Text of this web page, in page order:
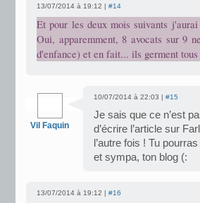
13/07/2014 à 19:12 | #14
Et pour les deux mois suivants
Oui, apparemment, 8 avocats sur 9
d'enfance) et en fait... ils germent
Vil Faquin
10/07/2014 à 22:03 | #15
Je sais que ce n’est
d’écrire l’article sur
l’autre fois ! Tu
et sympa, ton blog (:
13/07/2014 à 19:12 | #16